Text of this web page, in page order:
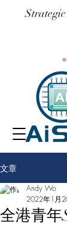
文章
全港青
Andy Wo
2022年1月